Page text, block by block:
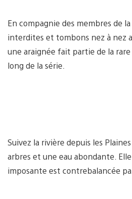
En compagnie des membres de
interdites et tombons nez à nez
une araignée fait partie de la
long de la série.
Suivez la rivière depuis les
arbres et une eau abondante.
imposante est contrebalancée